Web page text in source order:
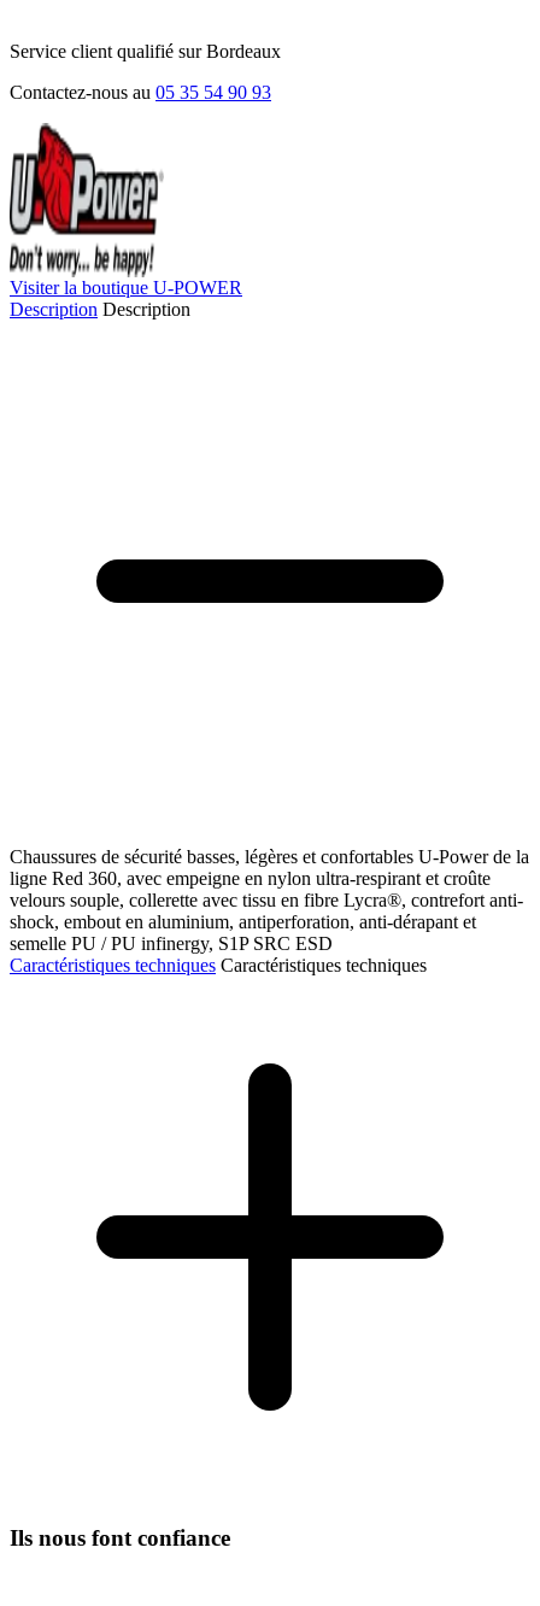
Service client qualifié sur Bordeaux
Contactez-nous au 05 35 54 90 93
Visiter la boutique U-POWER
Description Description
Chaussures de sécurité basses, légères et confortables U-Power de la
ligne Red 360, avec empeigne en nylon ultra-respirant et croûte
velours souple, collerette avec tissu en fibre Lycra®, contrefort anti-
shock, embout en aluminium, antiperforation, anti-dérapant et
semelle PU / PU infinergy, S1P SRC ESD
Caractéristiques techniques Caractéristiques techniques
Ils nous font confiance